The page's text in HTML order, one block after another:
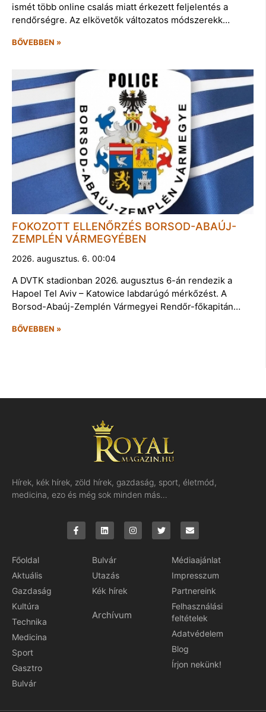
ismét több online csalás miatt érkezett feljelentés a
rendőrségre. Az elkövetők változatos módszerekk…
BŐVEBBEN »
FOKOZOTT ELLENŐRZÉS BORSOD-ABAÚJ-
ZEMPLÉN VÁRMEGYÉBEN
2026. augusztus. 6. 00:04
A DVTK stadionban 2026. augusztus 6-án rendezik a
Hapoel Tel Aviv – Katowice labdarúgó mérkőzést. A
Borsod-Abaúj-Zemplén Vármegyei Rendőr-főkapitán…
BŐVEBBEN »
Hírek, kék hírek, zöld hírek, gazdaság, sport, életmód,
medicina, ezo és még sok minden más…
Főoldal
Aktuális
Gazdaság
Kultúra
Technika
Medicina
Sport
Gasztro
Bulvár
Bulvár
Utazás
Kék hírek
Archívum
Médiaajánlat
Impresszum
Partnereink
Felhasználási
feltételek
Adatvédelem
Blog
Írjon nekünk!